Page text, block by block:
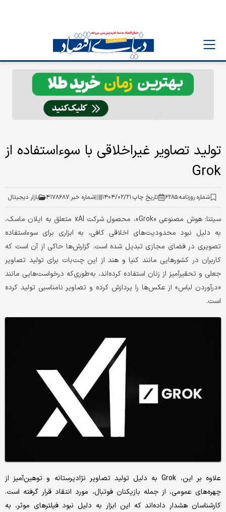
تولید تصاویر غیراخلاقی با سوءاستفاده از
Grok
شماره روزنامه:۶۲۸۵ تاریخ چاپ:۱۴۰۴/۰۲/۲۱ شماره خبر:۴۱۷۸۶۸۷ بازار دیجیتال
سیتنا: هوش مصنوعی «Grok»، محصول شرکت xAI متعلق به ایلان ماسک،
به دلیل نبود محدودیت‌های اخلاقی کافی، به ابزاری برای سوءاستفاده
تصویری در فضای مجازی تبدیل شده است. گزارش‌ها حاکی از آن است که
کاربران در کشورهایی مانند کنیا و هند از این چت‌بات برای تولید تصاویر
جعلی و تحقیرآمیز از زنان استفاده کرده‌اند، به‌طوری‌که درخواست‌هایی مانند
«درآوردن لباس» از عکس‌ها را پردازش کرده و تصاویر نامناسبی تولید کرده
است.
علاوه بر این، Grok به دلیل تولید تصاویر نژادپرستانه و توهین‌آمیز از
چهره‌های عمومی، از جمله بازیکنان فوتبال، مورد انتقاد قرار گرفته است.
کارشناسان هشدار داده‌اند که این ابزار به دلیل نبود فیلترهای موثر، به